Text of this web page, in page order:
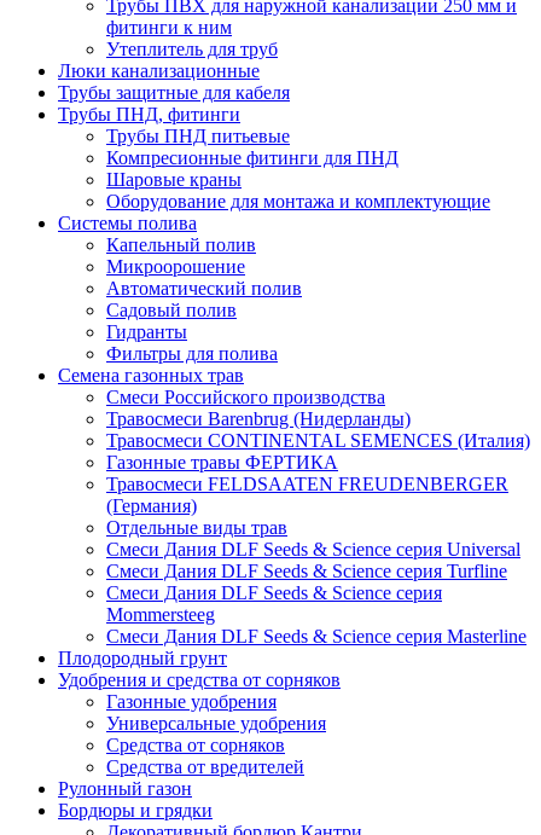
Трубы ПВХ для наружной канализации 250 мм и
фитинги к ним
Утеплитель для труб
Люки канализационные
Трубы защитные для кабеля
Трубы ПНД, фитинги
Трубы ПНД питьевые
Компресионные фитинги для ПНД
Шаровые краны
Оборудование для монтажа и комплектующие
Системы полива
Капельный полив
Микроорошение
Автоматический полив
Садовый полив
Гидранты
Фильтры для полива
Семена газонных трав
Смеси Российского производства
Травосмеси Barenbrug (Нидерланды)
Травосмеси CONTINENTAL SEMENCES (Италия)
Газонные травы ФЕРТИКА
Травосмеси FELDSAATEN FREUDENBERGER
(Германия)
Отдельные виды трав
Смеси Дания DLF Seeds & Sciеnce серия Universal
Смеси Дания DLF Seeds & Sciеnce серия Turfline
Смеси Дания DLF Seeds & Sciеnce серия
Mommersteeg
Смеси Дания DLF Seeds & Sciеnce серия Masterline
Плодородный грунт
Удобрения и средства от сорняков
Газонные удобрения
Универсальные удобрения
Средства от сорняков
Средства от вредителей
Рулонный газон
Бордюры и грядки